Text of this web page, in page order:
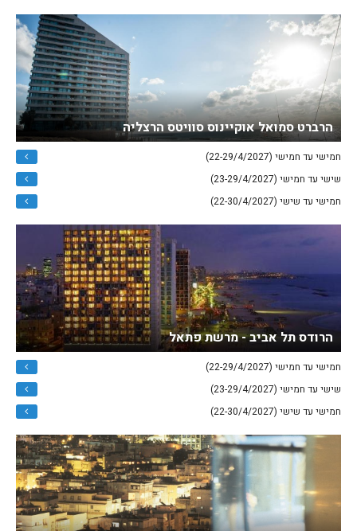
הרברט סמואל אוקיינוס סוויטס הרצליה
חמישי עד חמישי (22-29/4/2027)
שישי עד חמישי (23-29/4/2027)
חמישי עד שישי (22-30/4/2027)
הרודס תל אביב - מרשת פתאל
חמישי עד חמישי (22-29/4/2027)
שישי עד חמישי (23-29/4/2027)
חמישי עד שישי (22-30/4/2027)